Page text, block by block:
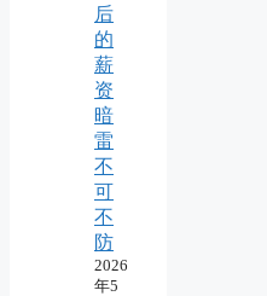
后
的
薪
资
暗
雷
不
可
不
防
2026
年5